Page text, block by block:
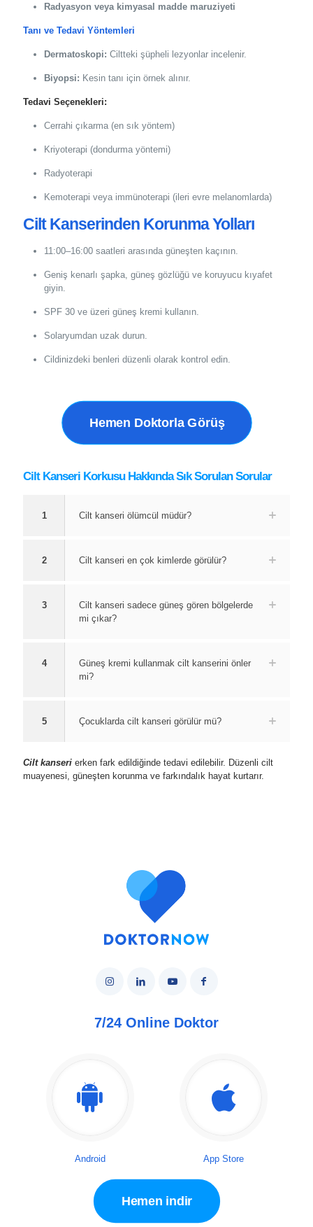
Radyasyon veya kimyasal madde maruziyeti
Tanı ve Tedavi Yöntemleri
Dermatoskopi: Ciltteki şüpheli lezyonlar incelenir.
Biyopsi: Kesin tanı için örnek alınır.
Tedavi Seçenekleri:
Cerrahi çıkarma (en sık yöntem)
Kriyoterapi (dondurma yöntemi)
Radyoterapi
Kemoterapi veya immünoterapi (ileri evre melanomlarda)
Cilt Kanserinden Korunma Yolları
11:00–16:00 saatleri arasında güneşten kaçının.
Geniş kenarlı şapka, güneş gözlüğü ve koruyucu kıyafet
giyin.
SPF 30 ve üzeri güneş kremi kullanın.
Solaryumdan uzak durun.
Cildinizdeki benleri düzenli olarak kontrol edin.
Hemen Doktorla Görüş
Cilt Kanseri Korkusu Hakkında Sık Sorulan Sorular
1 Cilt kanseri ölümcül müdür?
2 Cilt kanseri en çok kimlerde görülür?
3
Cilt kanseri sadece güneş gören bölgelerde
mi çıkar?
4
Güneş kremi kullanmak cilt kanserini önler
mi?
5 Çocuklarda cilt kanseri görülür mü?
Cilt kanseri erken fark edildiğinde tedavi edilebilir. Düzenli cilt
muayenesi, güneşten korunma ve farkındalık hayat kurtarır.
7/24 Online Doktor
Android App Store
Hemen indir